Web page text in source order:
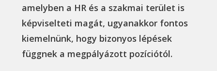
amelyben a HR és a szakmai terület is
képviselteti magát, ugyanakkor fontos
kiemelnünk, hogy bizonyos lépések
függnek a megpályázott pozíciótól.